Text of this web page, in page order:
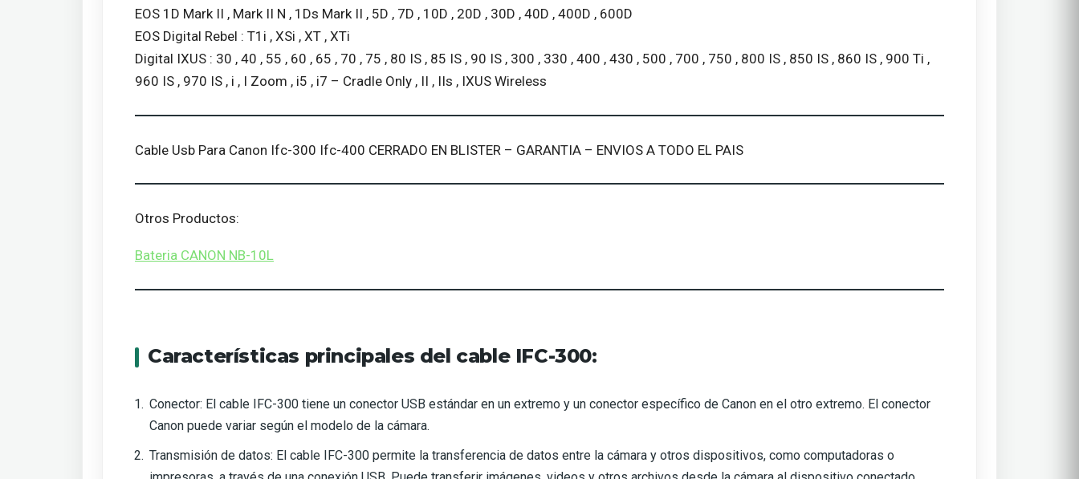
EOS 1D Mark II , Mark II N , 1Ds Mark II , 5D , 7D , 10D , 20D , 30D , 40D , 400D , 600D
EOS Digital Rebel : T1i , XSi , XT , XTi
Digital IXUS : 30 , 40 , 55 , 60 , 65 , 70 , 75 , 80 IS , 85 IS , 90 IS , 300 , 330 , 400 , 430 , 500 , 700 , 750 , 800 IS , 850 IS , 860 IS , 900 Ti ,
960 IS , 970 IS , i , I Zoom , i5 , i7 – Cradle Only , II , IIs , IXUS Wireless
Cable Usb Para Canon Ifc-300 Ifc-400 CERRADO EN BLISTER – GARANTIA – ENVIOS A TODO EL PAIS
Otros Productos:
Bateria CANON NB-10L
Características principales del cable IFC-300:
Conector: El cable IFC-300 tiene un conector USB estándar en un extremo y un conector específico de Canon en el otro extremo. El conector
Canon puede variar según el modelo de la cámara.
Transmisión de datos: El cable IFC-300 permite la transferencia de datos entre la cámara y otros dispositivos, como computadoras o